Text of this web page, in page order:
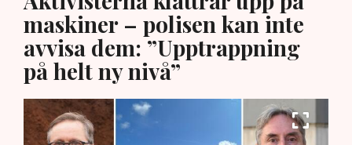
maskiner – polisen kan inte
avvisa dem: ”Upptrappning
på helt ny nivå”